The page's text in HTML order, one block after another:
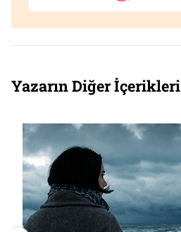
Yazarın Diğer İçerikleri